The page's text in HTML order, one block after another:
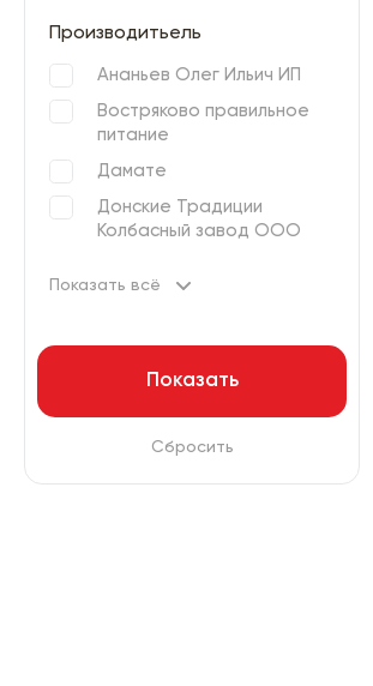
Производитьель
Ананьев Олег Ильич ИП
Востряково правильное
питание
Дамате
Донские Традиции
Колбасный завод ООО
Показать всё